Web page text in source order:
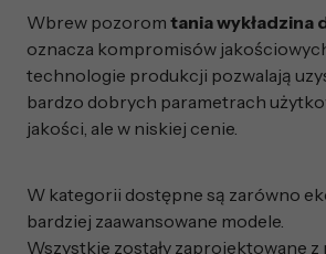
Wbrew pozorom tania wykładzina
oznacza kompromisów
technologie produkcji pozwalają
bardzo dobrych parametrach
jakości, ale w niskiej cenie.
W kategorii dostępne są zarówno
bardziej zaawansowane modele.
Wszystkie zostały zaprojektowane z